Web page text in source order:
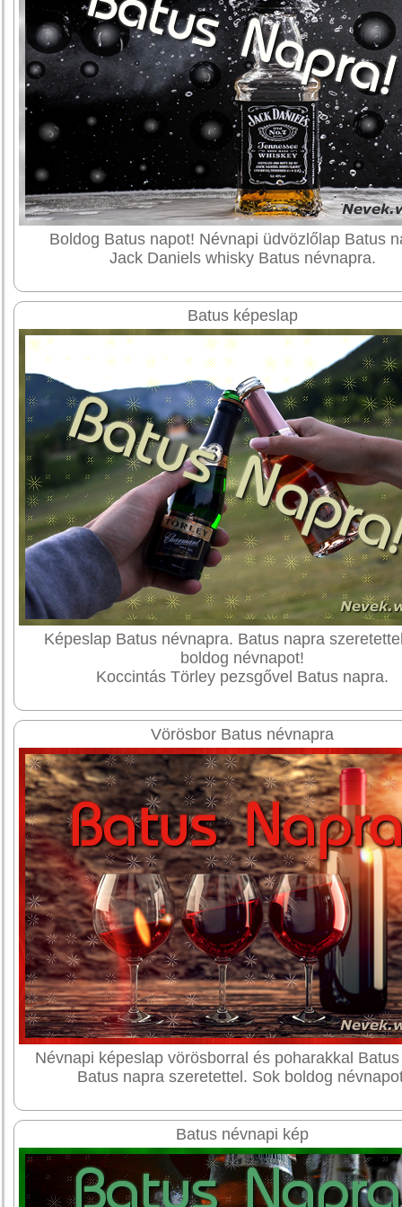
Boldog Batus napot! Névnapi üdvözlőlap Batus
Jack Daniels whisky Batus névnapra.
Batus képeslap
Képeslap Batus névnapra. Batus napra
boldog névnapot!
Koccintás Törley pezsgővel Batus napra.
Vörösbor Batus névnapra
Névnapi képeslap vörösborral és poharakkal
Batus napra szeretettel. Sok boldog
Batus névnapi kép